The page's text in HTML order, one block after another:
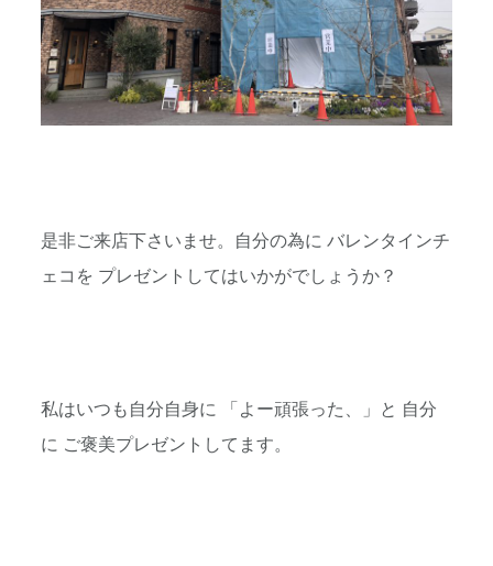
是非ご来店下さいませ。自分の為に バレンタインチ
ェコを プレゼントしてはいかがでしょうか？
私はいつも自分自身に 「よー頑張った、」と 自分
に ご褒美プレゼントしてます。